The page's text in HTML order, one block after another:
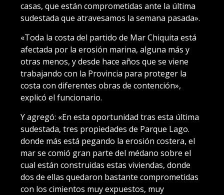
casas, que están comprometidas ante la última
sudestada que atravesamos la semana pasada».
«Toda la costa del partido de Mar Chiquita está
afectada por la erosión marina, alguna más y
otras menos, y desde hace años que se viene
trabajando con la Provincia para proteger la
costa con diferentes obras de contención»,
explicó el funcionario.
Y agregó: «En esta oportunidad tras esta última
sudestada, tres propiedades de Parque Lago.
donde más está pegando la erosión costera, el
mar se comió gran parte del médano sobre el
cual están construidas estas viviendas, donde
dos de ellas quedaron bastante comprometidas
con los cimientos muy expuestos, muy